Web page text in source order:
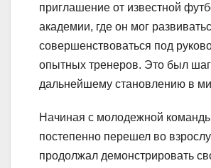
приглашение от известной
академии, где он мог
совершенствоваться под
опытных тренеров. Это был шаг
дальнейшему становлению в
Начиная с молодежной
постепенно перешел во
продолжал демонстрировать